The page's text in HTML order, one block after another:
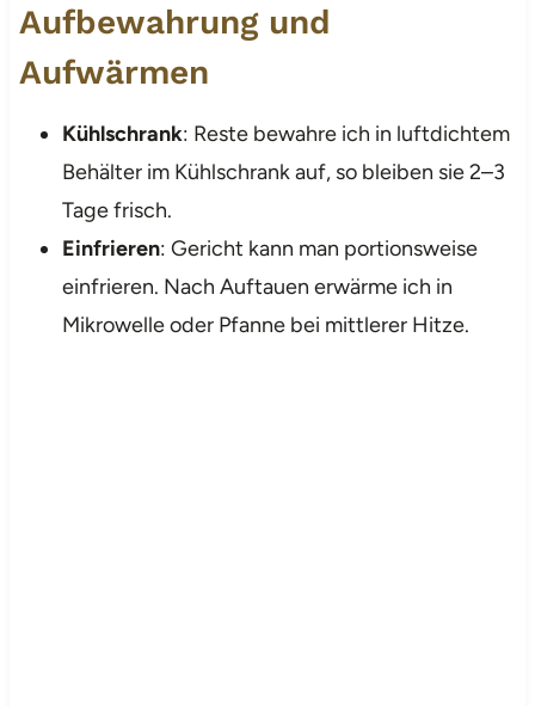
Aufbewahrung und
Aufwärmen
Kühlschrank: Reste bewahre ich in luftdichtem
Behälter im Kühlschrank auf, so bleiben sie 2–3
Tage frisch.
Einfrieren: Gericht kann man portionsweise
einfrieren. Nach Auftauen erwärme ich in
Mikrowelle oder Pfanne bei mittlerer Hitze.